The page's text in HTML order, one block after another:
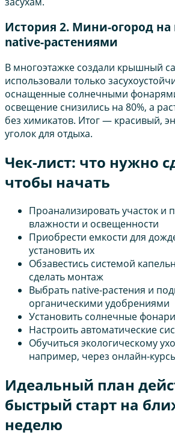
История 2. Мини-огород
native-растениями
В многоэтажке создали крышный
использовали только
оснащенные солнечными
освещение снизились на 80%, а
без химикатов. Итог — красивый,
уголок для отдыха.
Чек-лист: что нужно
чтобы начать
Проанализировать участок и
влажности и освещенности
Приобрести емкости для
установить их
Обзавестись системой
сделать монтаж
Выбрать native-растения и
органическими удобрениями
Установить солнечные
Настроить автоматические
Обучиться экологическому
например, через онлайн-
Идеальный план
быстрый старт на
неделю